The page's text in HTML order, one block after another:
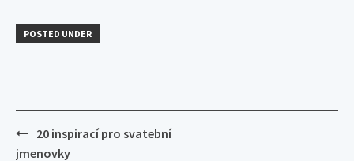
POSTED UNDER
Post
navigation
20 inspirací pro svatební
jmenovky